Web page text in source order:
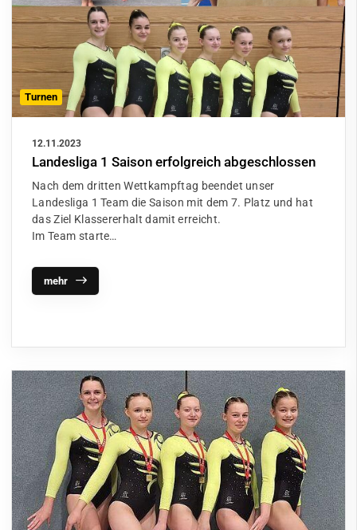
Turnen
12.11.2023
Landesliga 1 Saison erfolgreich abgeschlossen
Nach dem dritten Wettkampftag beendet unser
Landesliga 1 Team die Saison mit dem 7. Platz und hat
das Ziel Klassererhalt damit erreicht.
Im Team starte…
mehr